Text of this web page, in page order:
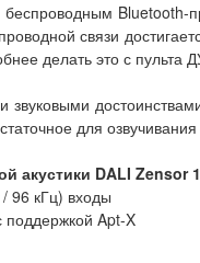
Bluetooth-
связи
делать это с пульта
звуковыми
для
акустики DALI Zensor
96 кГц) входы
Apt-X